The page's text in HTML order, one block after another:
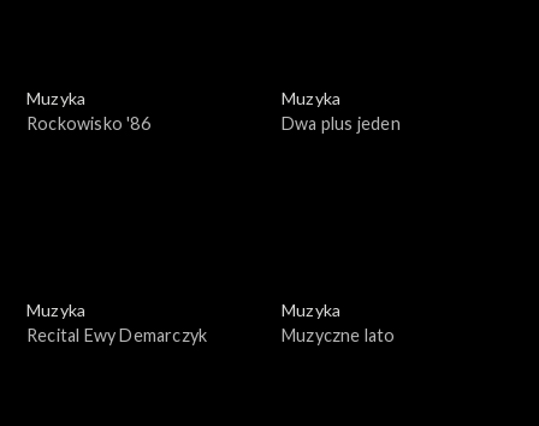
Muzyka
Rockowisko '86
Muzyka
Dwa plus jeden
Muzyka
Recital Ewy Demarczyk
Muzyka
Muzyczne lato